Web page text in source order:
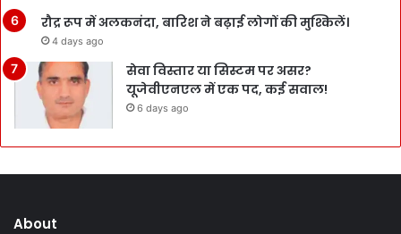
रौद्र रूप में अलकनंदा, बारिश ने बढ़ाई लोगों की मुश्किलें।
4 days ago
सेवा विस्तार या सिस्टम पर असर?
यूजेवीएनएल में एक पद, कई सवाल!
6 days ago
About